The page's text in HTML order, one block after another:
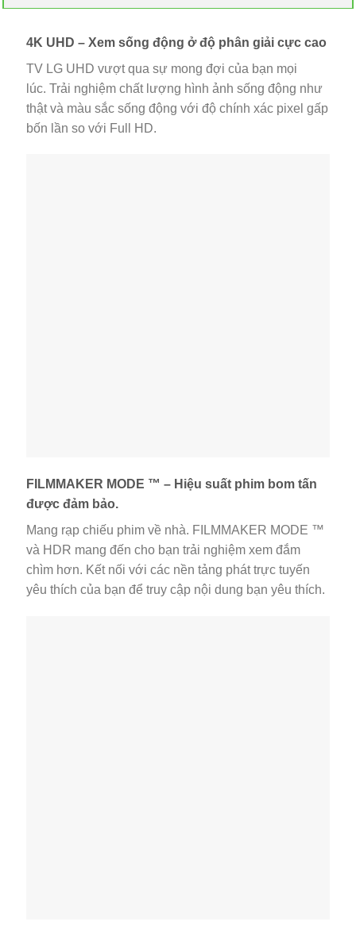
4K UHD – Xem sống động ở độ phân giải cực cao
TV LG UHD vượt qua sự mong đợi của bạn mọi
lúc. Trải nghiệm chất lượng hình ảnh sống động như
thật và màu sắc sống động với độ chính xác pixel gấp
bốn lần so với Full HD.
FILMMAKER MODE ™ – Hiệu suất phim bom tấn
được đảm bảo.
Mang rạp chiếu phim về nhà. FILMMAKER MODE ™
và HDR mang đến cho bạn trải nghiệm xem đắm
chìm hơn. Kết nối với các nền tảng phát trực tuyến
yêu thích của bạn để truy cập nội dung bạn yêu thích.